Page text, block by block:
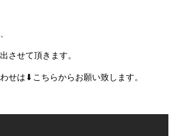
させて頂きます。
せは⬇こちらからお願い致します。